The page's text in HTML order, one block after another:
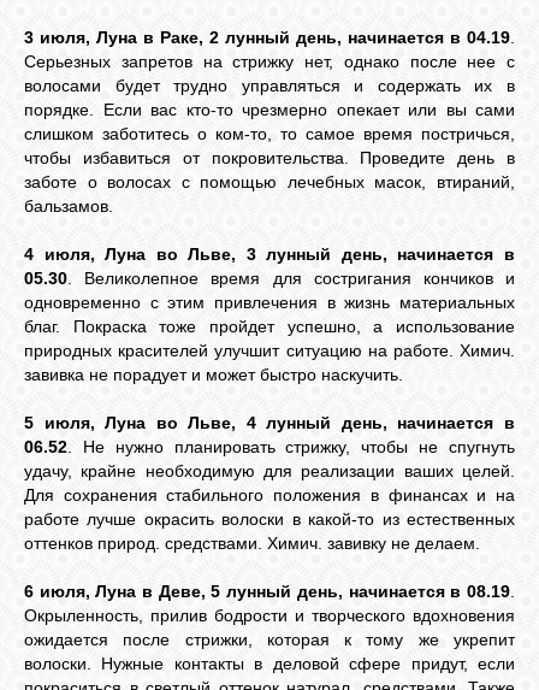
УСПЕХ
ГОРОСКОП
ВХОД
ВК
FACEBOOK
3 июля, Луна в Раке, 2 лунный день, начинается в 04.19
Серьезных запретов на стрижку нет, однако после нее с
волосами будет трудно управляться и содержать их в
порядке. Если вас кто-то чрезмерно опекает или вы сами
слишком заботитесь о ком-то, то самое время постричься,
чтобы избавиться от покровительства. Проведите день в
заботе о волосах с помощью лечебных масок, втираний,
бальзамов.
4 июля, Луна во Льве, 3 лунный день, начинается в
05.30 . Великолепное время для состригания кончиков и
одновременно с этим привлечения в жизнь материальных
благ. Покраска тоже пройдет успешно, а использование
природных красителей улучшит ситуацию на работе. Химич.
завивка не порадует и может быстро наскучить.
5 июля, Луна во Льве, 4 лунный день, начинается в
06.52 . Не нужно планировать стрижку, чтобы не спугнуть
удачу, крайне необходимую для реализации ваших целей.
Для сохранения стабильного положения в финансах и на
работе лучше окрасить волоски в какой-то из естественных
оттенков природ. средствами. Химич. завивку не делаем.
6 июля, Луна в Деве, 5 лунный день, начинается в 08.19
Окрыленность, прилив бодрости и творческого вдохновения
ожидается после стрижки, которая к тому же укрепит
волоски. Нужные контакты в деловой сфере придут, если